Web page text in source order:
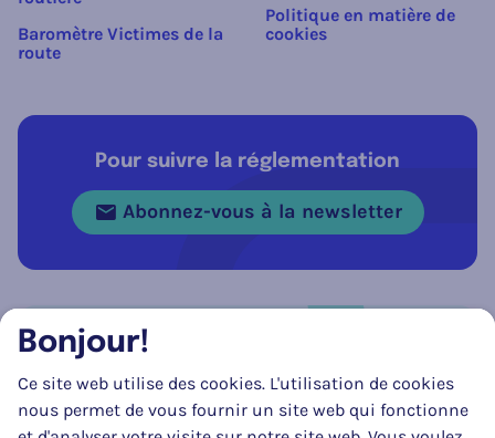
Baromètre Victimes de la
route
Politique en matière de
cookies
Pour suivre la réglementation
Abonnez-vous à la newsletter
Suivez-nous sur
FacebookInstagramLinkedIn
Bonjour!
Ce site web utilise des cookies. L'utilisation de cookies
nous permet de vous fournir un site web qui fonctionne